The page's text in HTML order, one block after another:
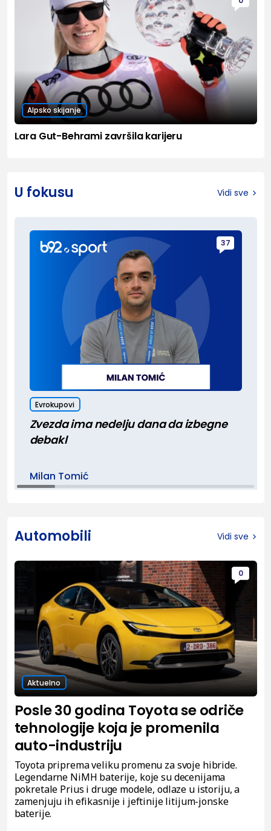
Alpsko skijanje
Lara Gut-Behrami završila karijeru
U fokusu Vidi sve
37
Evrokupovi
Zvezda ima nedelju dana da izbegne
debakl
Milan Tomić
Automobili Vidi sve
0
Aktuelno
Posle 30 godina Toyota se odriče
tehnologije koja je promenila
auto-industriju
Toyota priprema veliku promenu za svoje hibride.
Legendarne NiMH baterije, koje su decenijama
pokretale Prius i druge modele, odlaze u istoriju, a
zamenjuju ih efikasnije i jeftinije litijum-jonske
baterije.